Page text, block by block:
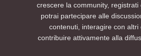
crescere la community, registrati
potrai partecipare alle
contenuti, interagire con altri
contribuire attivamente alla